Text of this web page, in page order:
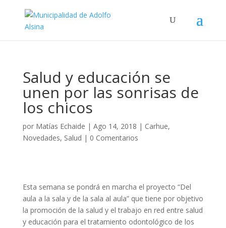
Salud y educación se
unen por las sonrisas de
los chicos
por Matías Echaide | Ago 14, 2018 | Carhue,
Novedades, Salud | 0 Comentarios
Esta semana se pondrá en marcha el proyecto “Del
aula a la sala y de la sala al aula” que tiene por objetivo
la promoción de la salud y el trabajo en red entre salud
y educación para el tratamiento odontológico de los